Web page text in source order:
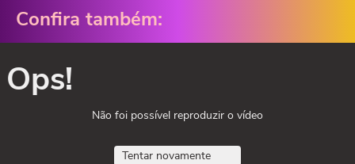
Confira também:
Ops!
Não foi possível reproduzir o vídeo
Tentar novamente